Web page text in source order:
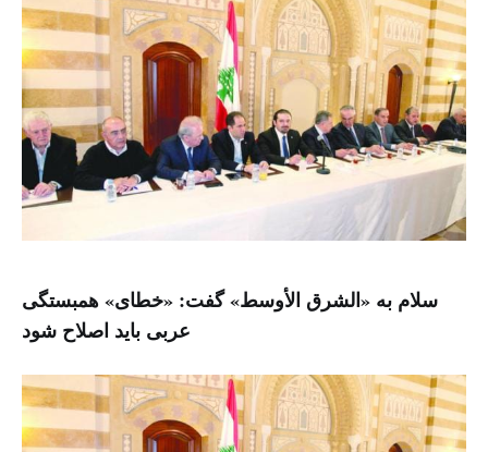
سلام به «الشرق الأوسط» گفت: «خطای» همبستگی
عربی باید اصلاح شود